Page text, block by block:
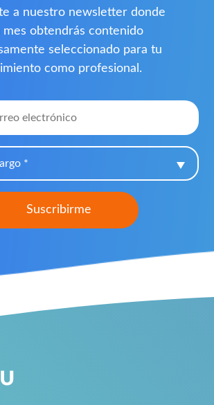
a nuestro newsletter donde
mes obtendrás contenido
seleccionado para tu
como profesional.
*